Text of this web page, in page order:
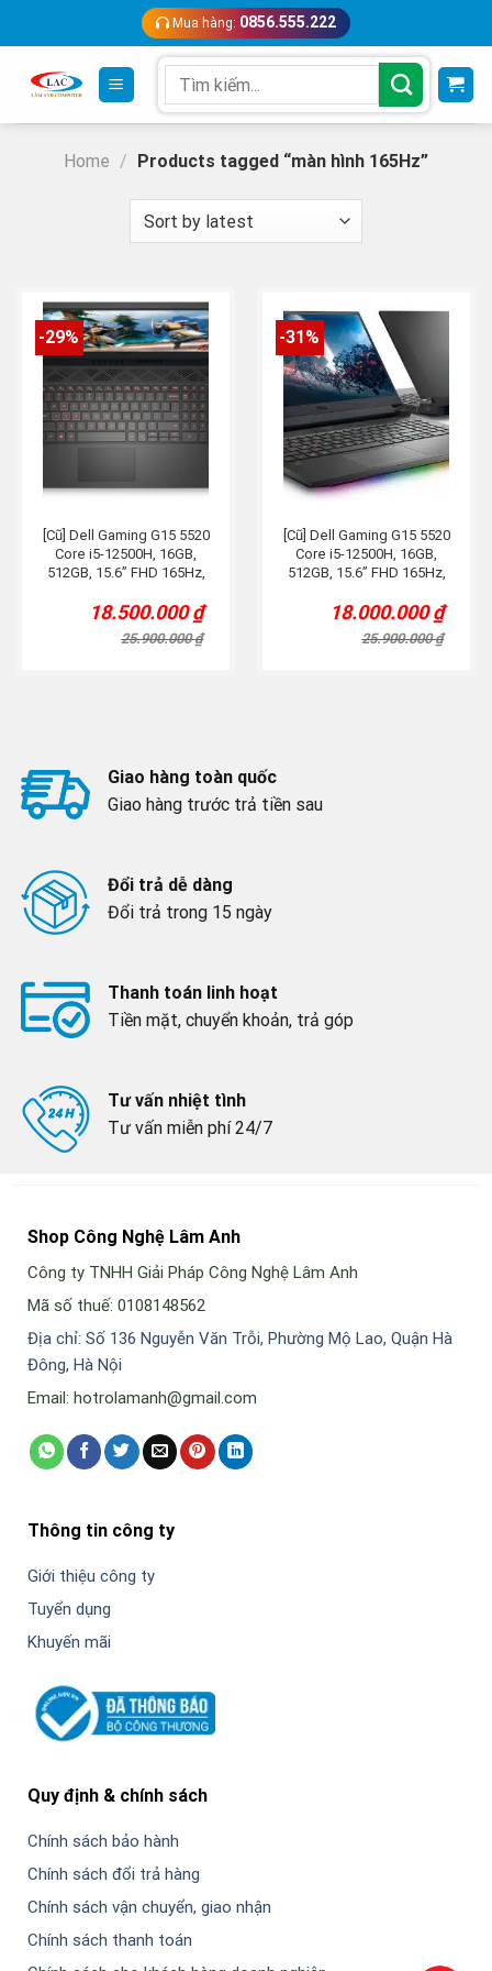
content
Mua hàng: 0856.555.222
for:
Home / Products tagged “màn hình 165Hz”
-29%
[Cũ] Dell Gaming G15 5520
Core i5-12500H, 16GB,
512GB, 15.6” FHD 165Hz,
25.900.000₫
Original
price
was:
18.500.000₫
Current
price
is:
-31%
[Cũ] Dell Gaming G15 5520
Core i5-12500H, 16GB,
512GB, 15.6” FHD 165Hz,
25.900.000₫
Original
price
was:
18.000.000₫
Current
price
is:
Giao hàng toàn quốc
Giao hàng trước trả tiền sau
Đổi trả dễ dàng
Đổi trả trong 15 ngày
Thanh toán linh hoạt
Tiền mặt, chuyển khoản, trả góp
Tư vấn nhiệt tình
Tư vấn miễn phí 24/7
Shop Công Nghệ Lâm Anh
Công ty TNHH Giải Pháp Công Nghệ Lâm Anh
Mã số thuế: 0108148562
Địa chỉ: Số 136 Nguyễn Văn Trỗi, Phường Mộ Lao, Quận Hà
Đông, Hà Nội
Email: hotrolamanh@gmail.com
Thông tin công ty
Giới thiệu công ty
Tuyển dụng
Khuyến mãi
Quy định & chính sách
Chính sách bảo hành
Chính sách đổi trả hàng
Chính sách vận chuyển, giao nhận
Chính sách thanh toán